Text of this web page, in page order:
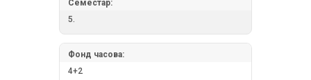
Семестар:
5.
Фонд часова:
4+2